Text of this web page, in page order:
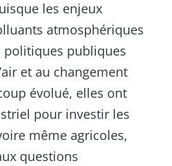
les enjeux
atmosphériques
politiques publiques
et au changement
évolué, elles ont
pour investir les
même agricoles,
questions